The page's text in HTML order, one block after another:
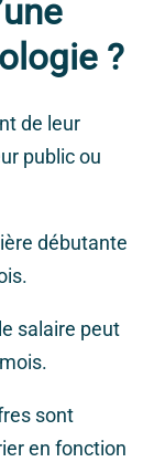
?
de leur
public ou
débutante
salaire peut
sont
en fonction